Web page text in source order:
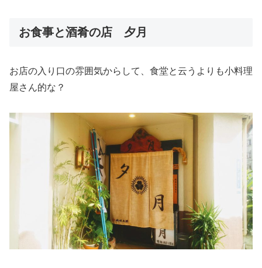
お食事と酒肴の店 夕月
お店の入り口の雰囲気からして、食堂と云うよりも小料理
屋さん的な？